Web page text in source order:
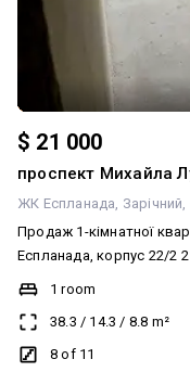
$ 21 000
проспект Михайла
ЖК Еспланада Зарічний
Продаж 1-кімнатної
Еспланада, корпус 22/2 21 000 $ торг пропонуй СВОЮ ЦІНУ!
Працюємо за
Новобудова Автономне опалення Стан від
пластик,балкон засклений Будинок
1 room
38.3 / 14.3 / 8.8 m²
8 of 11